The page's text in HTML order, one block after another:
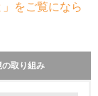
をご覧になら
の取り組み